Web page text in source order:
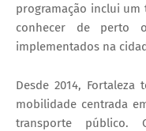
programação inclui um
conhecer de perto
implementados na
Desde 2014,
mobilidade centrada
transporte público.